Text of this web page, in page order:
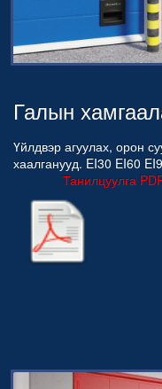
Галын
Үйлдвэр агуулах, орон
хаалганууд. EI30
Танилцуулга